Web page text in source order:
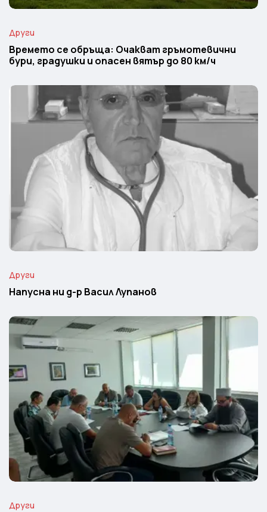
Други
Времето се обръща: Очакват гръмотевични
бури, градушки и опасен вятър до 80 км/ч
Други
Напусна ни д-р Васил Лупанов
Други